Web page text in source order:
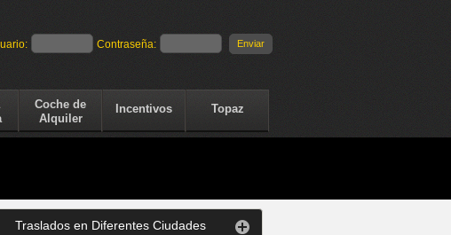
Contraseña:
Coche de
Alquiler
Incentivos Topaz
Traslados en Diferentes Ciudades